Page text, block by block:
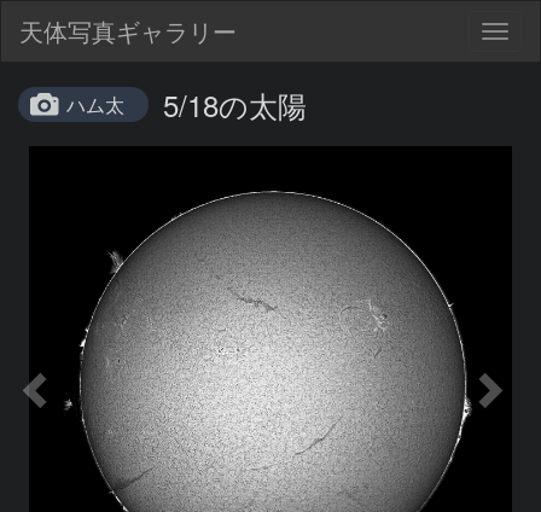
天体写真ギャラリー
ハム太 5/18の太陽